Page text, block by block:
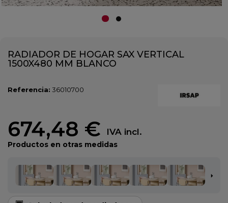
RADIADOR DE HOGAR SAX VERTICAL
1500X480 MM BLANCO
Referencia: 36010700
674,48 € IVA incl.
Productos en otras medidas